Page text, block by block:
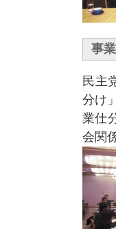
事
民主
分け
業仕
会関